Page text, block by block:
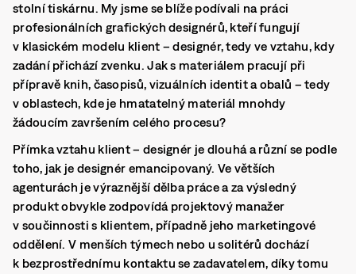
stolní tiskárnu. My jsme se blíže podívali na práci
profesionálních grafických designérů, kteří fungují
v klasickém modelu klient – designér, tedy ve vztahu, kdy
zadání přichází zvenku. Jak s materiálem pracují při
přípravě knih, časopisů, vizuálních identit a obalů – tedy
v oblastech, kde je hmatatelný materiál mnohdy
žádoucím završením celého procesu?
Přímka vztahu klient – designér je dlouhá a různí se podle
toho, jak je designér emancipovaný. Ve větších
agenturách je výraznější dělba práce a za výsledný
produkt obvykle zodpovídá projektový manažer
v součinnosti s klientem, případně jeho marketingové
oddělení. V menších týmech nebo u solitérů dochází
k bezprostřednímu kontaktu se zadavatelem, díky tomu